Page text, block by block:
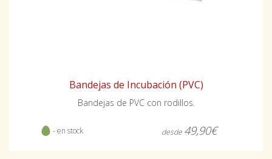
Bandejas de Incubación (PVC)
Bandejas de PVC con rodillos.
- en stock desde 49,90€